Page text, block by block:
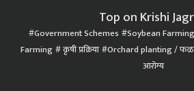
Top on Krishi
Government Schemes Soybean Farming
Farming कृषी प्रक्रिया Orchard planting /
आरोग्य